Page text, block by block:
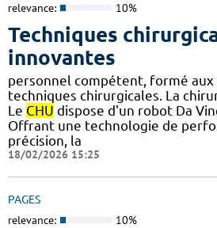
relevance: 10%
Techniques
innovantes
personnel compétent, formé aux
techniques chirurgicales. La
Le CHU dispose d'un robot Da
Offrant une technologie de
précision, la
18/02/2026 15:25
PAGES
relevance: 10%